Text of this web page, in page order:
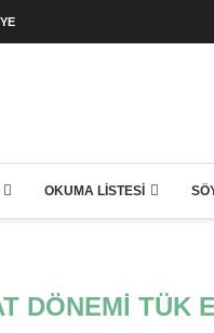
OKUMA LISTESI
DÖNEMI TÜK